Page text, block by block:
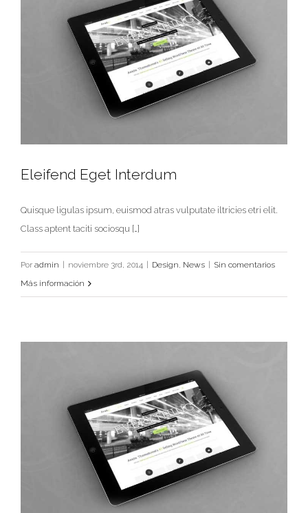
Eleifend Eget Interdum
Design News
Eleifend Eget Interdum
Quisque ligulas ipsum, euismod atras vulputate iltricies etri elit.
Class aptent taciti sociosqu […]
Por admin noviembre 3rd, 2014 Design, News
Sin comentarios
Más información